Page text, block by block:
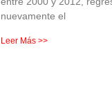
nuevamente el
Leer Más >>